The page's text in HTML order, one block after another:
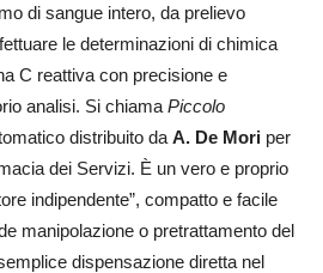
di sangue intero, da prelievo
le determinazioni di chimica
C reattiva con precisione e
analisi. Si chiama Piccolo
distribuito da A. De Mori per
dei Servizi. È un vero e proprio
indipendente”, compatto e facile
manipolazione o pretrattamento del
dispensazione diretta nel